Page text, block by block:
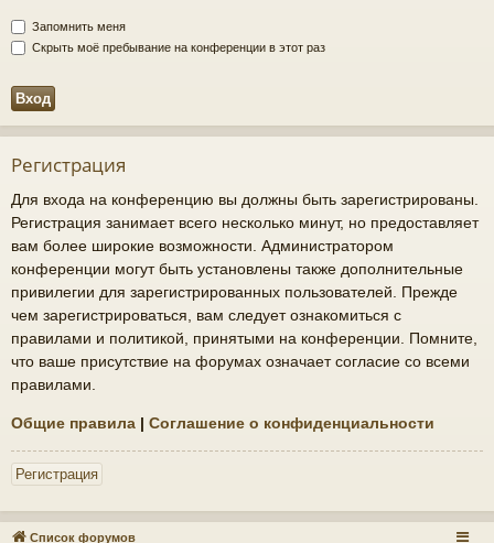
Запомнить меня
Скрыть моё пребывание на конференции в этот раз
Регистрация
Для входа на конференцию вы должны быть зарегистрированы.
Регистрация занимает всего несколько минут, но предоставляет
вам более широкие возможности. Администратором
конференции могут быть установлены также дополнительные
привилегии для зарегистрированных пользователей. Прежде
чем зарегистрироваться, вам следует ознакомиться с
правилами и политикой, принятыми на конференции. Помните,
что ваше присутствие на форумах означает согласие со всеми
правилами.
Общие правила | Соглашение о конфиденциальности
Регистрация
Список форумов